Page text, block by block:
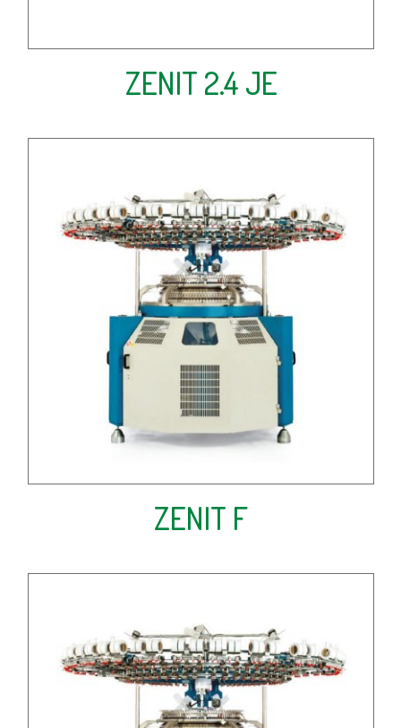
ZENIT 2.4 JE
ZENIT F